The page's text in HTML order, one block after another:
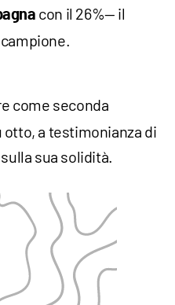
con il 26%— il
come seconda
a testimonianza di
sua solidità.